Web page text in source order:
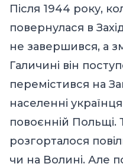
Після 1944 року,
повернулася в
не завершився, а
Галичині він
перемістився на
населенні
повоєнній Польщі.
розгорталося
чи на Волині. Але